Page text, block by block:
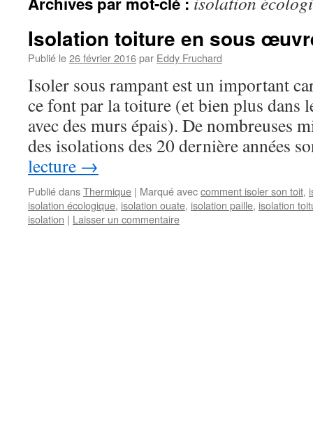
Isolation toiture en sous
Publié le26 février 2016par Eddy Fruchard
Isoler sous rampant est un important
ce font par la toiture (et bien plus dans
avec des murs épais). De nombreuses
des isolations des 20 dernière années
lecture →
Publié dansThermique | Marqué aveccomment isoler son toit,
isolation écologique, isolation ouate, isolation paille, isolation
isolation | Laisser un commentaire